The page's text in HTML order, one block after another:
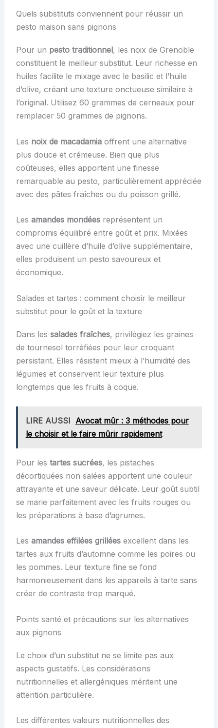
Quels substituts conviennent pour réussir un
pesto maison sans pignons
Pour un pesto traditionnel, les noix de Grenoble
constituent le meilleur substitut. Leur richesse en
huiles facilite le mixage avec le basilic et l’huile
d’olive, créant une texture onctueuse similaire à
l’original. Utilisez 60 grammes de cerneaux pour
remplacer 50 grammes de pignons.
Les noix de macadamiaoffrent une alternative
plus douce et crémeuse. Bien que plus
coûteuses, elles apportent une finesse
remarquable au pesto, particulièrement appréciée
avec des pâtes fraîches ou du poisson grillé.
Les amandes mondéesreprésentent un
compromis équilibré entre goût et prix. Mixées
avec une cuillère d’huile d’olive supplémentaire,
elles produisent un pesto savoureux et
économique.
Salades et tartes : comment choisir le meilleur
substitut pour le goût et la texture
Dans les salades fraîches, privilégiez les graines
de tournesol torréfiées pour leur croquant
persistant. Elles résistent mieux à l’humidité des
légumes et conservent leur texture plus
longtemps que les fruits à coque.
LIRE AUSSI Avocat mûr : 3 méthodes pour
le choisir et le faire mûrir rapidement
Pour les tartes sucrées, les pistaches
décortiquées non salées apportent une couleur
attrayante et une saveur délicate. Leur goût subtil
se marie parfaitement avec les fruits rouges ou
les préparations à base d’agrumes.
Les amandes effilées grilléesexcellent dans les
tartes aux fruits d’automne comme les poires ou
les pommes. Leur texture fine se fond
harmonieusement dans les appareils à tarte sans
créer de contraste trop marqué.
Points santé et précautions sur les alternatives
aux pignons
Le choix d’un substitut ne se limite pas aux
aspects gustatifs. Les considérations
nutritionnelles et allergéniques méritent une
attention particulière.
Les différentes valeurs nutritionnelles des